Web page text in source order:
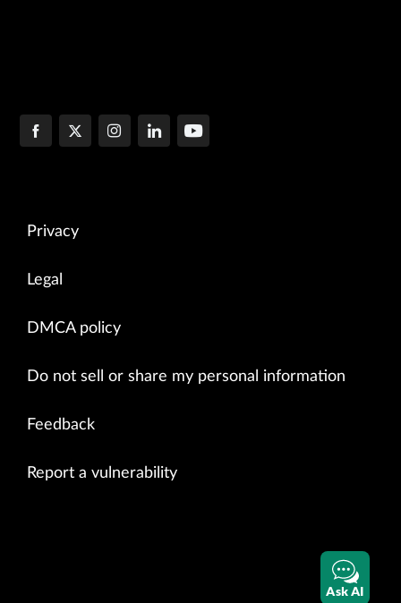
Privacy
Legal
DMCA policy
Do not sell or share my personal information
Feedback
Report a vulnerability
Ask AI